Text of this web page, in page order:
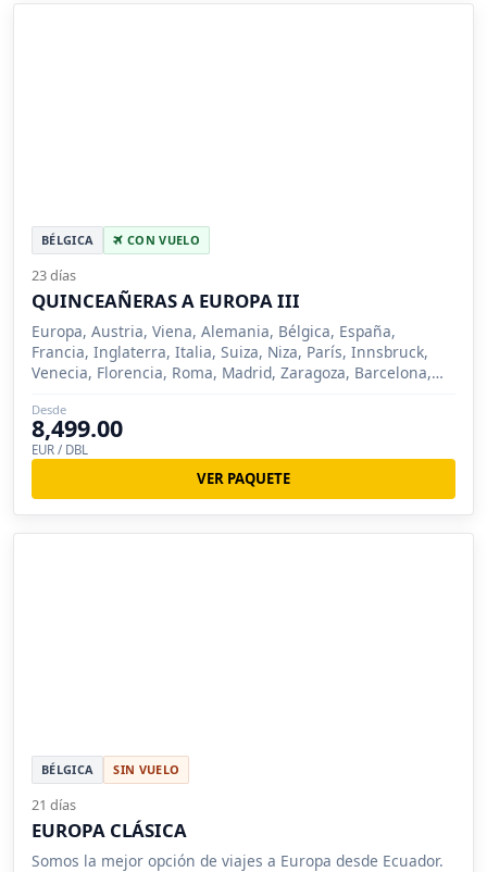
BÉLGICA CON VUELO
23 días
QUINCEAÑERAS A EUROPA III
Europa, Austria, Viena, Alemania, Bélgica, España,
Francia, Inglaterra, Italia, Suiza, Niza, París, Innsbruck,
Venecia, Florencia, Roma, Madrid, Zaragoza, Barcelona,
Siena
Desde
8,499.00
EUR / DBL
VER PAQUETE
BÉLGICA SIN VUELO
21 días
EUROPA CLÁSICA
Somos la mejor opción de viajes a Europa desde Ecuador.